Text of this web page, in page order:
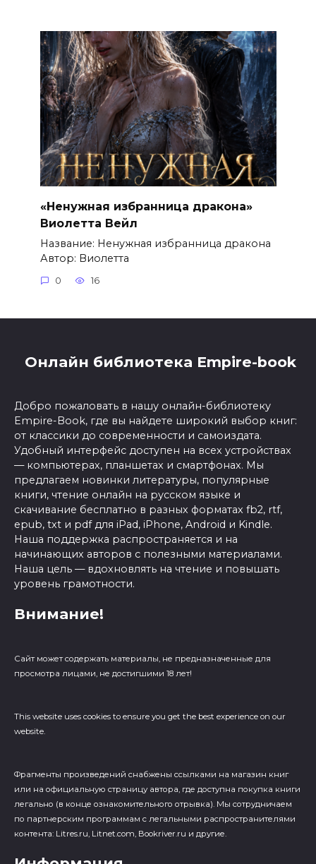
«Ненужная избранница дракона»
Виолетта Вейл
Название: Ненужная избранница дракона
Автор: Виолетта
0 16
Онлайн библиотека Empire-book
Добро пожаловать в нашу онлайн-библиотеку
Empire-Book, где вы найдете широкий выбор книг:
от классики до современности и самоиздата.
Удобный интерфейс доступен на всех устройствах
— компьютерах, планшетах и смартфонах. Мы
предлагаем новинки литературы, популярные
книги, чтение онлайн на русском языке и
скачивание бесплатно в разных форматах fb2, rtf,
epub, txt и pdf для iPad, iPhone, Android и Kindle.
Наша поддержка распространяется и на
начинающих авторов с полезными материалами.
Наша цель — вдохновлять на чтение и повышать
уровень грамотности.
Внимание!
Сайт может содержать материалы, не предназначенные для
просмотра лицами, не достигшими 18 лет!
This website uses cookies to ensure you get the best experience on our
website.
Фрагменты произведений cнабжены ссылками на магазин книг
или на официальную страницу автора, где доступна покупка книги
легально (в конце ознакомительного отрывка). Мы сотрудничаем
по партнерским программам с легальными распространителями
контента: Litres.ru, Litnet.com, Bookriver.ru и другие.